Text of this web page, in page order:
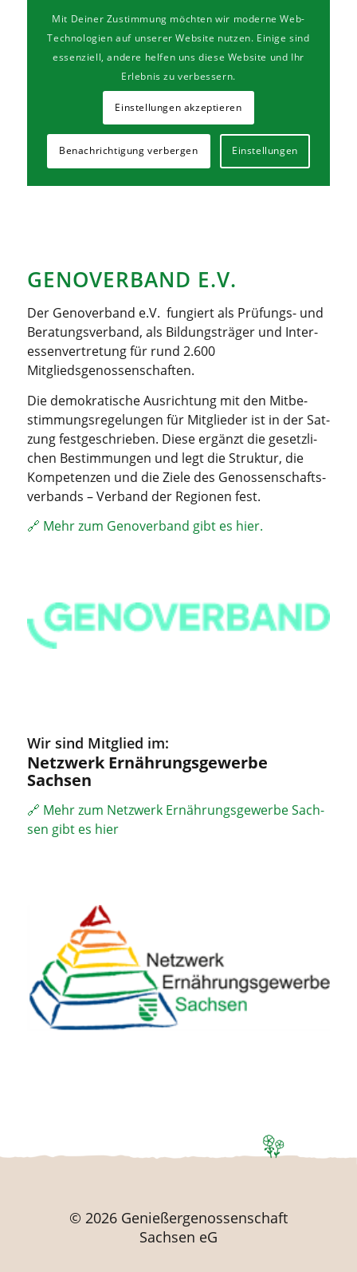
🔗 Mehr zur Volks­bank Mitt­wei­da gibt es hier.
GENO­VER­BAND E.V.
Der Geno­ver­band e.V. fun­giert als Prü­fungs- und
Bera­tungs­ver­band, als Bil­dungs­trä­ger und Inter­
es­sen­ver­tre­tung für rund 2.600
Mitgliedsgenossenschaften.
Die demo­kra­ti­sche Aus­rich­tung mit den Mit­be­
stim­mungs­re­ge­lun­gen für Mit­glie­der ist in der Sat­
zung fest­ge­schrie­ben. Die­se ergänzt die gesetz­li­
chen Bestim­mun­gen und legt die Struk­tur, die
Kom­pe­ten­zen und die Zie­le des Genos­sen­schafts­
ver­bands – Ver­band der Regio­nen fest.
🔗 Mehr zum Geno­ver­band gibt es hier.
Wir sind Mit­glied im:
Netz­werk Ernäh­rungsgewer­be
Sachsen
🔗 Mehr zum Netz­werk Ernäh­rungs­ge­wer­be Sach­
sen gibt es hier
© 2026 Genießergenossenschaft
Sachsen eG
Mit Deiner Zustimmung möchten wir moderne Web-
Technologien auf unserer Website nutzen. Einige sind
essenziell, andere helfen uns diese Website und Ihr
Erlebnis zu verbessern.
Einstellungen akzeptieren
Benachrichtigung verbergen Einstellungen